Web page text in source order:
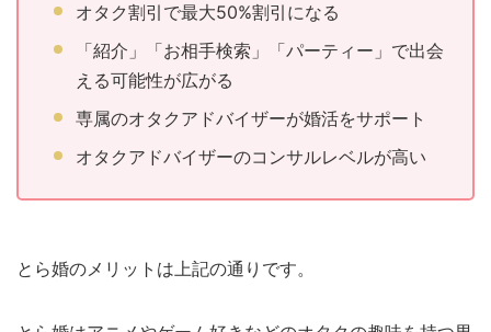
オタク割引で最大50%割引になる
「紹介」「お相手検索」「パーティー」で出会
える可能性が広がる
専属のオタクアドバイザーが婚活をサポート
オタクアドバイザーのコンサルレベルが高い
とら婚のメリットは上記の通りです。